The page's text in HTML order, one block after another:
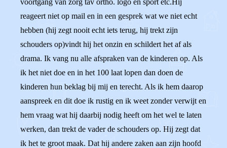
voortgang van zorg tav ortho. logo en sport etc.Hij
reageert niet op mail en in een gesprek wat we niet echt
hebben (hij zegt nooit echt iets terug, hij trekt zijn
schouders op)vindt hij het onzin en schildert het af als
drama. Ik vang nu alle afspraken van de kinderen op. Als
ik het niet doe en in het 100 laat lopen dan doen de
kinderen hun beklag bij mij en terecht. Als ik hem daarop
aanspreek en dit doe ik rustig en ik weet zonder verwijt en
hem vraag wat hij daarbij nodig heeft om het wel te laten
werken, dan trekt de vader de schouders op. Hij zegt dat
ik het te groot maak. Dat hij andere zaken aan zijn hoofd